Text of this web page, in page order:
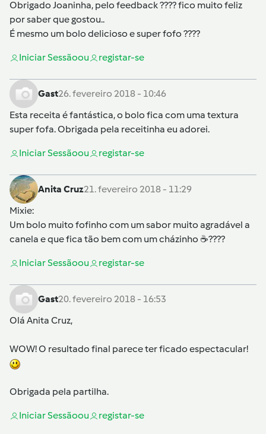
Obrigado Joaninha, pelo feedback ???? fico muito feliz
por saber que gostou..
É mesmo um bolo delicioso e super fofo ????
Iniciar Sessãoou registar-se
Gast26. fevereiro 2018 - 10:46
Esta receita é fantástica, o bolo fica com uma textura
super fofa. Obrigada pela receitinha eu adorei.
Iniciar Sessãoou registar-se
Anita Cruz21. fevereiro 2018 - 11:29
Mixie:
Um bolo muito fofinho com um sabor muito agradável a
canela e que fica tão bem com um cházinho ☕????
Iniciar Sessãoou registar-se
Gast20. fevereiro 2018 - 16:53
Olá Anita Cruz,
WOW! O resultado final parece ter ficado espectacular!
Obrigada pela partilha.
Iniciar Sessãoou registar-se